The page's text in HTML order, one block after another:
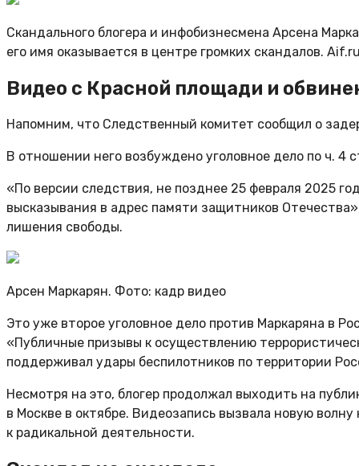
Скандального блогера и инфобизнесмена Арсена
его имя оказывается в центре громких скандалов.
Видео с Красной площади и
Напомним, что Следственный комитет сообщил о
В отношении него возбуждено уголовное дело по ч.
«По версии следствия, не позднее 25 февраля 2025
высказывания в адрес памяти защитников
лишения свободы.
Арсен Маркарян. Фото: кадр видео
Это уже второе уголовное дело против Маркаряна в
«Публичные призывы к осуществлению
поддерживал удары беспилотников по территории
Несмотря на это, блогер продолжал выходить на
в Москве в октябре. Видеозапись вызвала новую
к радикальной деятельности.